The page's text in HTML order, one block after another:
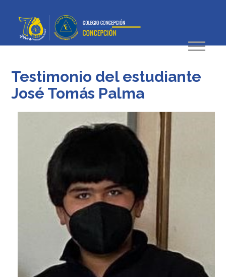
Testimonio del estudiante
José Tomás Palma